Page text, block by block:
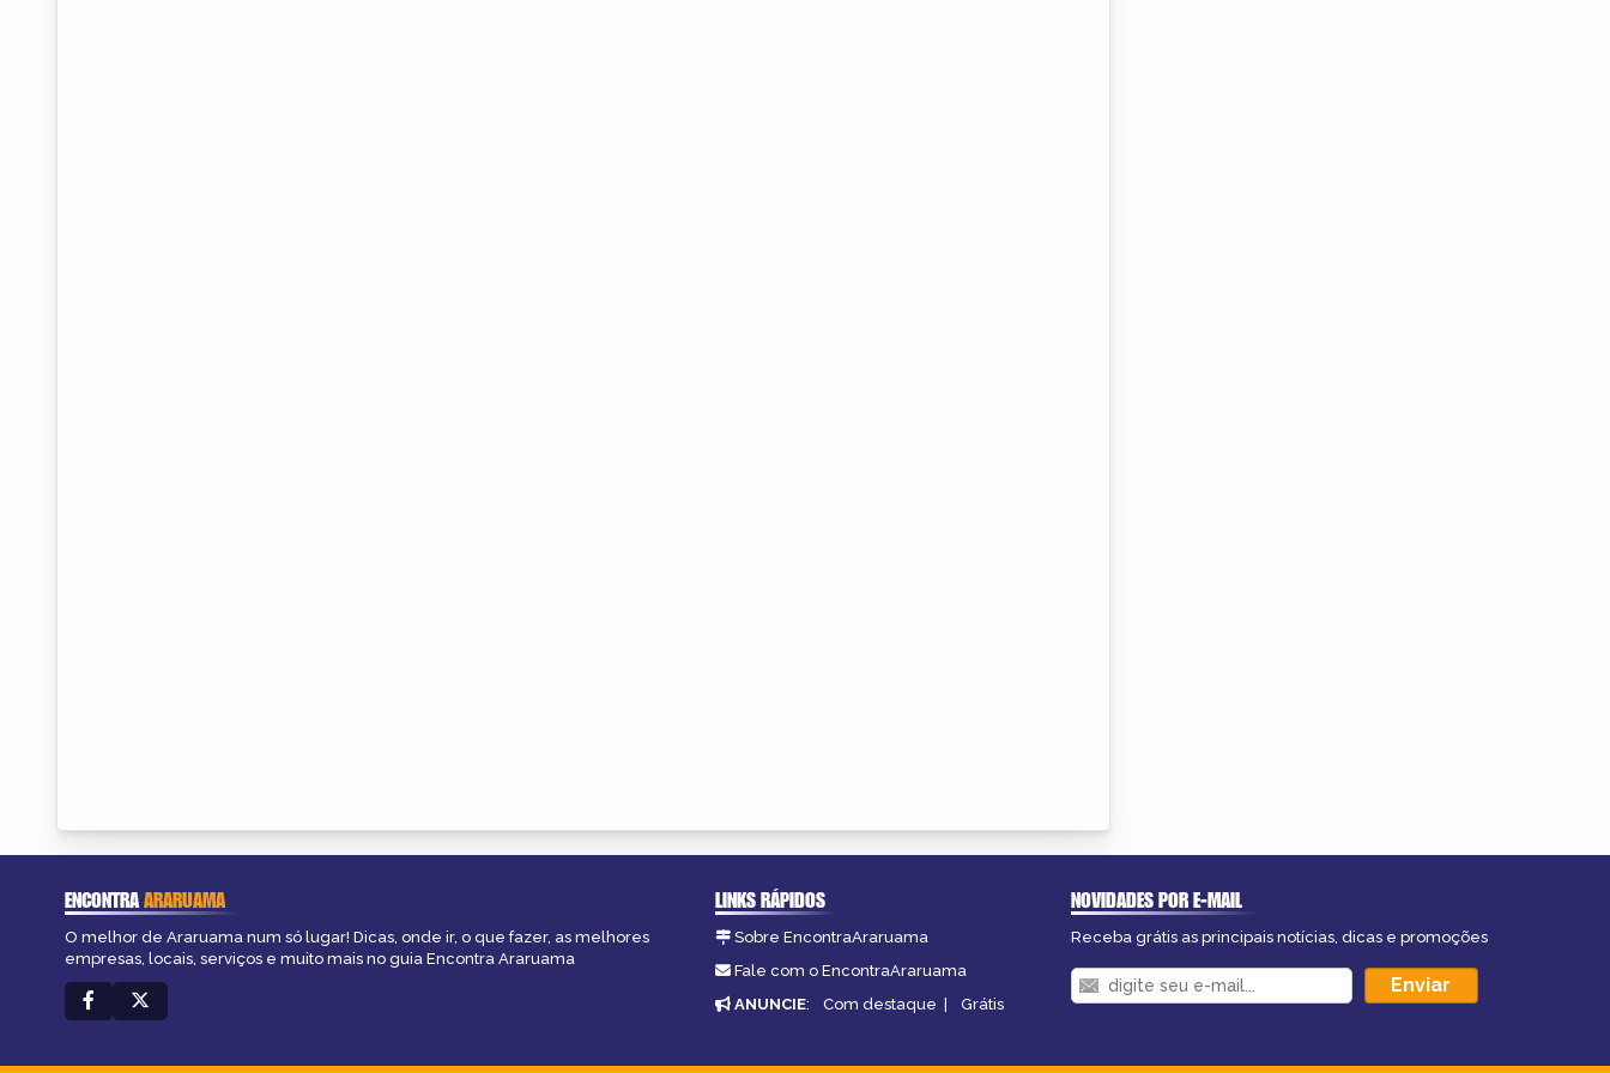
ENCONTRAARARUAMA
O melhor de Araruama num só lugar! Dicas, onde ir, o que fazer, as melhores
empresas, locais, serviços e muito mais no guia Encontra Araruama
LINKS RÁPIDOS
Sobre EncontraAraruama
Fale com o EncontraAraruama
ANUNCIE: Com destaque | Grátis
NOVIDADES POR E-MAIL
Receba grátis as principais notícias, dicas e promoções